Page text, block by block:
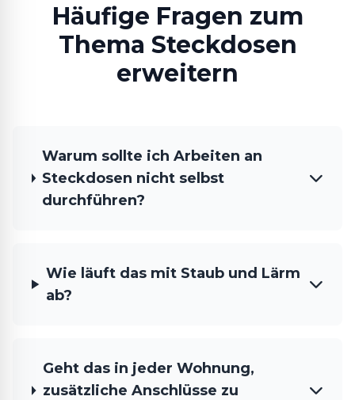
Häufige Fragen zum
Thema Steckdosen
erweitern
Warum sollte ich Arbeiten an
Steckdosen nicht selbst
durchführen?
Wie läuft das mit Staub und Lärm
ab?
Geht das in jeder Wohnung,
zusätzliche Anschlüsse zu